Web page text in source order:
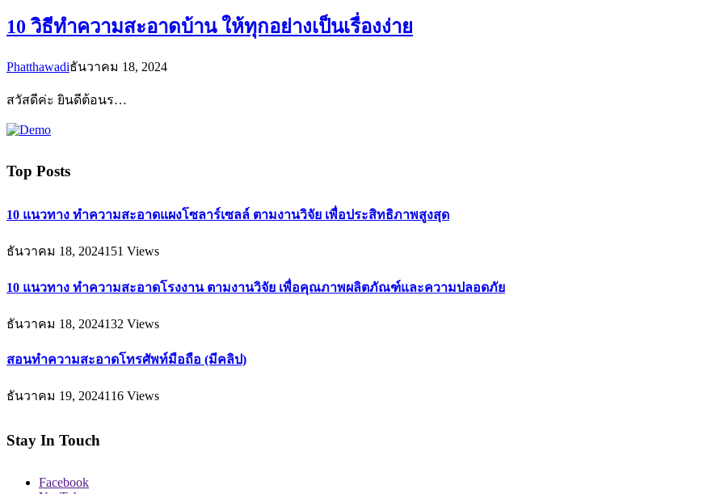
10 วิธีทำความสะอาดบ้าน ให้ทุกอย่างเป็นเรื่องง่าย
Phatthawadiธันวาคม 18, 2024
สวัสดีค่ะ ยินดีต้อนร…
Top Posts
10 แนวทาง ทำความสะอาดแผงโซลาร์เซลล์ ตามงานวิจัย เพื่อประสิทธิภาพสูงสุด
ธันวาคม 18, 2024151 Views
10 แนวทาง ทำความสะอาดโรงงาน ตามงานวิจัย เพื่อคุณภาพผลิตภัณฑ์และความปลอดภัย
ธันวาคม 18, 2024132 Views
สอนทำความสะอาดโทรศัพท์มือถือ (มีคลิป)
ธันวาคม 19, 2024116 Views
Stay In Touch
Facebook